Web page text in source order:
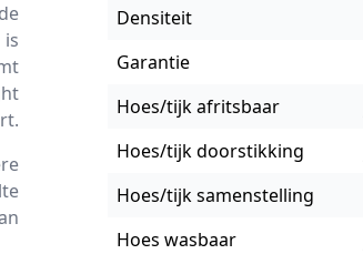
Densiteit
Garantie
Hoes/tijk afritsbaar
Hoes/tijk doorstikking
Hoes/tijk samenstelling
Hoes wasbaar